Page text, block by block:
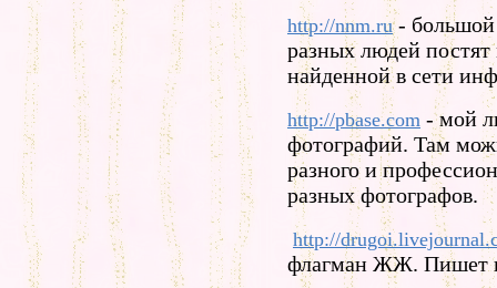
http://nnm.ru- большой
разных людей
найденной в сети
http://pbase.com - мой
фотографий. Там
разного и
разных фотографов.
http://
флагман ЖЖ. Пишет